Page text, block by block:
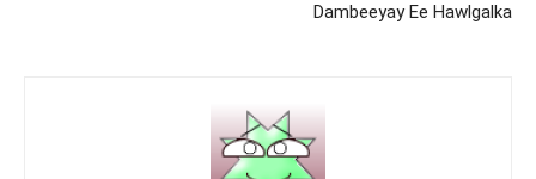
Dambeeyay Ee Hawlgalka